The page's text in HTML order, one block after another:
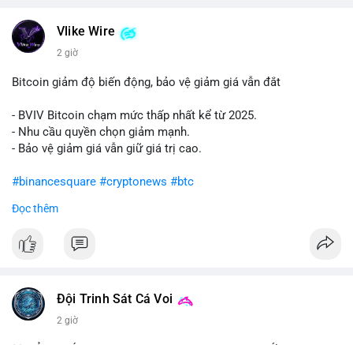
📰 Nguồn: Cointelegraph
Vlike Wire
2 giờ
Bitcoin giảm độ biến động, bảo vệ giảm giá vẫn đắt
- BVIV Bitcoin chạm mức thấp nhất kể từ 2025.
- Nhu cầu quyền chọn giảm mạnh.
- Bảo vệ giảm giá vẫn giữ giá trị cao.
#binancesquare #cryptonews #btc
$btc
#vlikevn #titanbot
Đọc thêm
Đội Trinh Sát Cá Voi
2 giờ